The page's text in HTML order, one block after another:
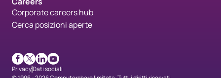
Corporate careers hub
Cerca posizioni aperte
Facebook
X LinkedInYoutube
PrivacyDati sociali